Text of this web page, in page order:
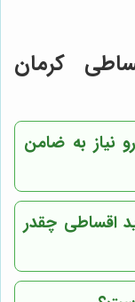
کرمان
نیاز به ضامن
اقساطی چقدر